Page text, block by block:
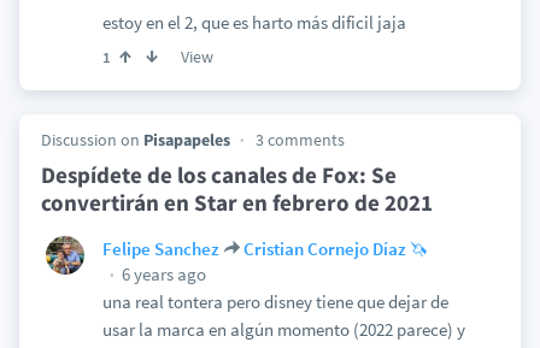
estoy en el 2, que es harto más dificil jaja
1 View
Discussion on Pisapapeles 3 comments
Despídete de los canales de Fox: Se
convertirán en Star en febrero de 2021
Felipe Sanchez
Cristian Cornejo Díaz 🦄
6 years ago
una real tontera pero disney tiene que dejar de
usar la marca en algún momento (2022 parece) y